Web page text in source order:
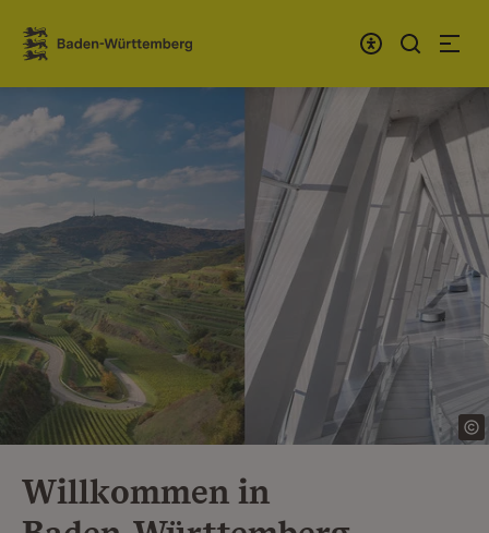
Zum Inhalt springen
Link zur Startseite
Willkommen in